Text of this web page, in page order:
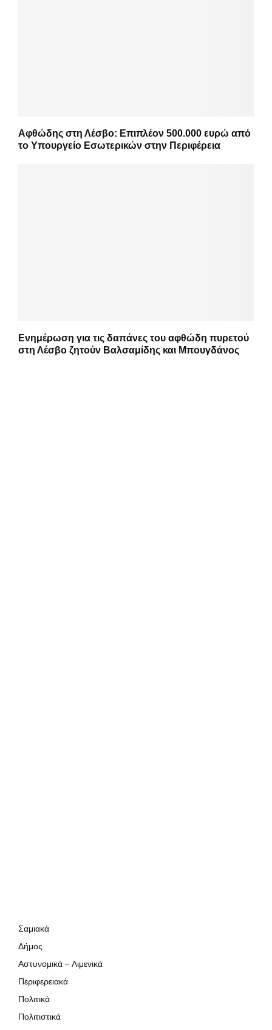
Αφθώδης στη Λέσβο: Επιπλέον 500.000 ευρώ από
το Υπουργείο Εσωτερικών στην Περιφέρεια
Ενημέρωση για τις δαπάνες του αφθώδη πυρετού
στη Λέσβο ζητούν Βαλσαμίδης και Μπουγδάνος
Σαμιακά
Δήμος
Αστυνομικά – Λιμενικά
Περιφερειακά
Πολιτικά
Πολιτιστικά